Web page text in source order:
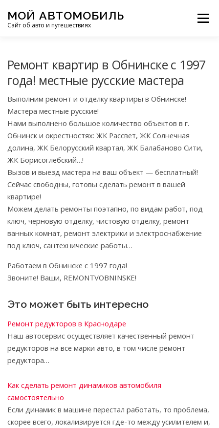
содержимому
МОЙ АВТОМОБИЛЬ
Сайт об авто и путешествиях
Меню
ФОТООТЧЕТЫ ОСТАЛЬНОЕ
Ремонт квартир в Обнинске с 1997
года! местные русские мастера
Выполним ремонт и отделку квартиры в Обнинске!
Мастера местные русские!
Нами выполнено большое количество объектов в г.
Обнинск и окрестностях: ЖК Рассвет, ЖК Солнечная
долина, ЖК Белорусский квартал, ЖК Балабаново Сити,
ЖК Борисоглебский…!
Вызов и выезд мастера на ваш объект — бесплатный!
Сейчас свободны, готовы сделать ремонт в вашей
квартире!
Можем делать ремонты поэтапно, по видам работ, под
ключ, черновую отделку, чистовую отделку, ремонт
ванных комнат, ремонт электрики и электроснабжение
под ключ, сантехнические работы…
Работаем в Обнинске с 1997 года!
Звоните! Ваши, REMONTVOBNINSKE!
Это может быть интересно
Ремонт редукторов в Краснодаре
Наш автосервис осуществляет качественный ремонт
редукторов на все марки авто, в том числе ремонт
редуктора…
Как сделать ремонт динамиков автомобиля
самостоятельно
Если динамик в машине перестал работать, то проблема,
скорее всего, локализируется где-то между усилителем и,